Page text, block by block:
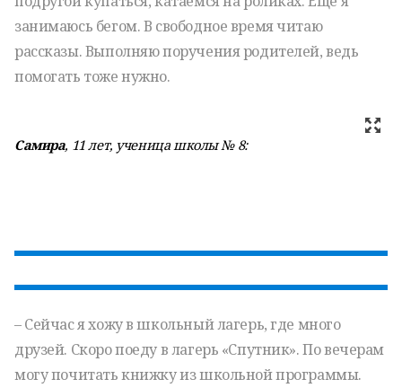
занимаюсь бегом. В свободное время читаю
рассказы. Выполняю поручения родителей, ведь
помогать тоже нужно.
Самира, 11 лет, ученица школы № 8:
– Сейчас я хожу в школьный лагерь, где много
друзей. Скоро поеду в лагерь «Спутник». По вечерам
могу почитать книжку из школьной программы.